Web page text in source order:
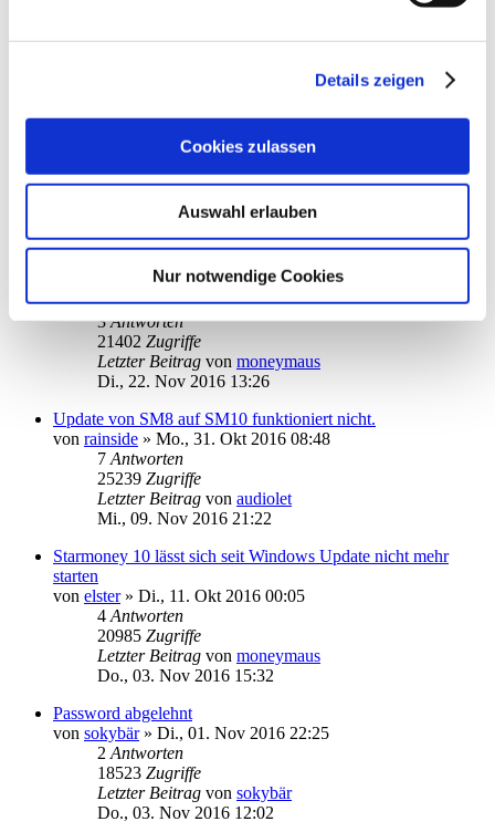
Details zeigen
Cookies zulassen
Auswahl erlauben
Nur notwendige Cookies
1
45458Zugriffe
Letzter Beitragvonkuddel
Mo., 12. Dez 2016 18:25
Fehlermeldung "Fehler bei der Featuresübertragung" ab
vonNarwal»Mo., 21. Nov 2016 20:49
3Antworten
21402 Zugriffe
Letzter Beitrag von moneymaus
Di., 22. Nov 2016 13:26
Update von SM8 auf SM10 funktioniert nicht.
von rainside » Mo., 31. Okt 2016 08:48
7 Antworten
25239 Zugriffe
Letzter Beitrag von audiolet
Mi., 09. Nov 2016 21:22
Starmoney 10 lässt sich seit Windows Update nicht mehr
starten
von elster» Di., 11. Okt 2016 00:05
4 Antworten
20985 Zugriffe
Letzter Beitrag von moneymaus
Do., 03. Nov 2016 15:32
Password abgelehnt
von sokybär» Di., 01. Nov 2016 22:25
2 Antworten
18523 Zugriffe
Letzter Beitrag von sokybär
Do., 03. Nov 2016 12:02